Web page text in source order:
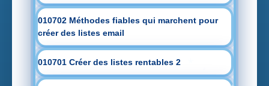
010702 Méthodes fiables qui marchent pour
créer des listes email
010701 Créer des listes rentables 2